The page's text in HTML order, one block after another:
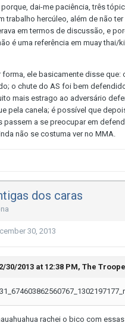
dai-me paciência, três
trabalho hercúleo, além de não
em termos de discussão, e
é uma referência em muay thai/
forma, ele basicamente disse que:
o chute do AS foi bem
mais estrago ao adversário
pela canela; é possível que
passem a se preocupar em
não se costuma ver no MMA.
dos caras
30, 2013
30/2013 at 12:38 PM, The
rachei o bico com